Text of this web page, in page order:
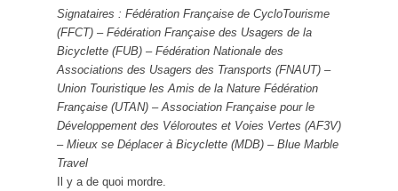
Signataires : Fédération Française de CycloTourisme
(FFCT) – Fédération Française des Usagers de la
Bicyclette (FUB) – Fédération Nationale des
Associations des Usagers des Transports (FNAUT) –
Union Touristique les Amis de la Nature Fédération
Française (UTAN) – Association Française pour le
Développement des Véloroutes et Voies Vertes (AF3V)
– Mieux se Déplacer à Bicyclette (MDB) – Blue Marble
Travel
Il y a de quoi mordre.